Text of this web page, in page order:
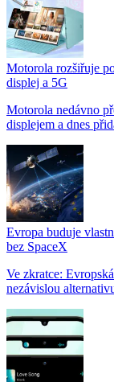
Motorola rozšiřuje
displej a 5G
Motorola nedávno
displejem a dnes
Evropa buduje
bez SpaceX
Ve zkratce:
nezávislou